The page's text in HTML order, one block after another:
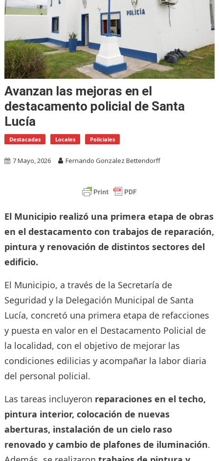
Avanzan las mejoras en el
destacamento policial de Santa
Lucía
Destacadas Locales Policiales
7 Mayo, 2026 Fernando Gonzalez Bettendorff
El Municipio realizó una primera etapa de obras
en el destacamento con trabajos de reparación,
pintura y renovación de distintos sectores del
edificio.
El Municipio, a través de la Secretaría de
Seguridad y la Delegación Municipal de Santa
Lucía, concretó una primera etapa de refacciones
y puesta en valor en el Destacamento Policial de
la localidad, con el objetivo de mejorar las
condiciones edilicias y acompañar la labor diaria
del personal policial.
Las tareas incluyeron reparaciones en el techo,
pintura interior, colocación de nuevas
aberturas, instalación de un cielo raso
renovado y cambio de plafones de iluminación.